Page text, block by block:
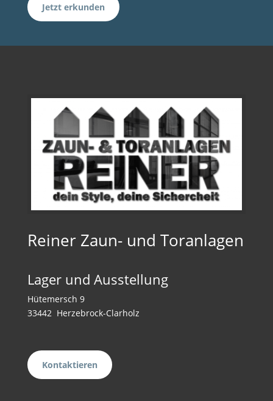
Jetzt erkunden
Reiner Zaun- und Toranlagen
Lager und Ausstellung
Hütemersch 9
33442 Herzebrock-Clarholz
Kontaktieren